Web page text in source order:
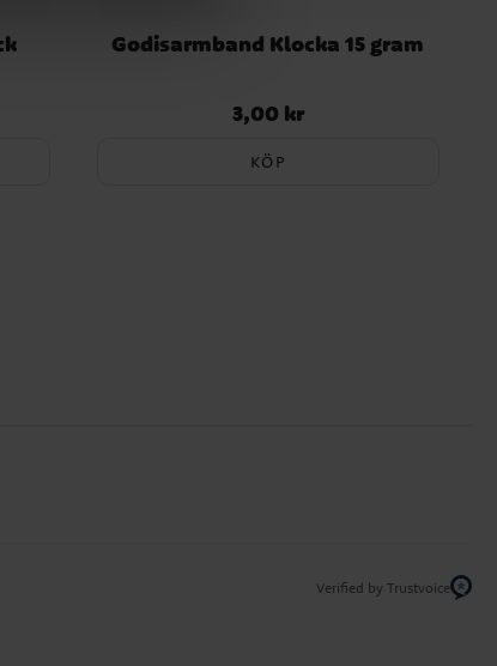
Godisarmband Klocka 15 gram
Pris :3,00 kr
3,00 kr
KÖP
Verified by Trustvoice